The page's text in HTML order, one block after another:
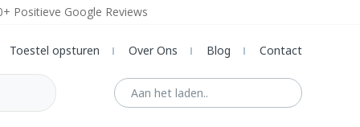
Positieve Google Reviews
Toestel opsturen
Over Ons Blog Contact